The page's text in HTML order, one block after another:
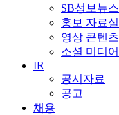
SB성보뉴스
홍보 자료실
영상 콘텐츠
소셜 미디어
IR
공시자료
공고
채용